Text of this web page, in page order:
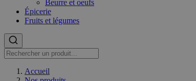
Beurre et oeufs
Épicerie
Fruits et légumes
Accueil